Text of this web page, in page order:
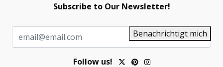
Subscribe to Our Newsletter!
Benachrichtigt mich
Follow us!